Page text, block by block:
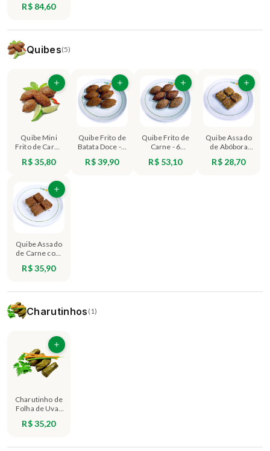
unidades
R$ 84,60
Quibes(5)
Quibe Mini
Frito de Carne
- 350g (+/- 20
unidades)
R$ 35,80
Quibe Frito de
Batata Doce - 6
unidades
R$ 39,90
Quibe Frito de
Carne - 6
unidades
R$ 53,10
Quibe Assado
de Abóbora
com Castanha
do Pará - 4
R$ 28,70
Quibe Assado
de Carne com
Castanha do
Pará - 4
R$ 35,90
Charutinhos (1)
Charutinho de
Folha de Uva -
250g
R$ 35,20